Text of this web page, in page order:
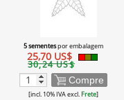
5 sementespor embalagem
25,70 US$
30,24 US$
Compre
[incl. 10% IVA excl. Frete]